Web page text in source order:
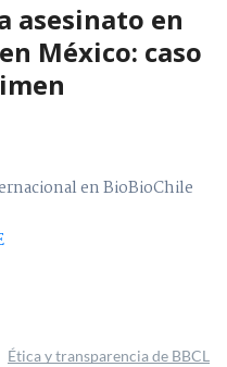
asesinato en
México: caso
en BioBioChile
Ética y transparencia de BBCL